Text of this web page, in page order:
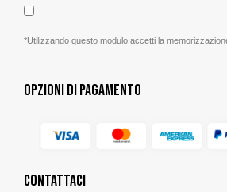
*Utilizzando questo modulo accetti la
OPZIONI DI PAGAMENTO
CONTATTACI